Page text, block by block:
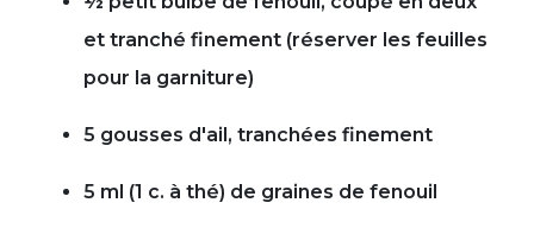
et tranché finement (réserver les feuilles
pour la garniture)
5 gousses d'ail, tranchées finement
5 ml (1 c. à thé) de graines de fenouil